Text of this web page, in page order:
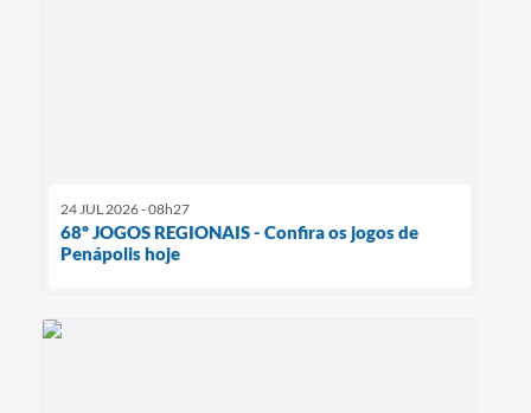
24 JUL 2026 - 08h27
68º JOGOS REGIONAIS - Confira os jogos de
Penápolis hoje